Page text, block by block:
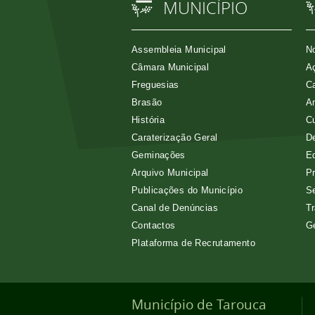
MUNICÍPIO
Assembleia Municipal
Câmara Municipal
Freguesias
Brasão
História
Caraterização Geral
Geminações
Arquivo Municipal
Publicações do Município
Canal de Denúncias
Contactos
Plataforma de Recrutamento
Município de Tarouca